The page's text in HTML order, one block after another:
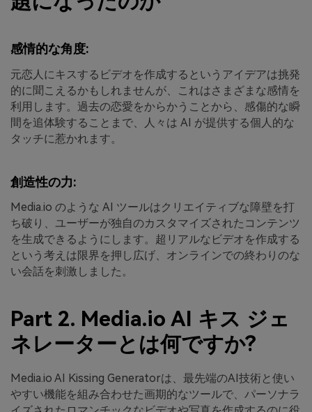
感情的な角度:
元恋人にキスするビデオを作成するというアイデアは挑発
的に聞こえるかもしれませんが、これはさまざまな感情を
利用します。過去の恋愛をからかうことから、感傷的な瞬
間を追体験することまで、人々は AI が提供する個人的な
タッチに惹かれます。
創造性の力:
Media.io のような AI ツールはクリエイティブな障壁を打
ち破り、ユーザーが独自のカスタマイズされたコンテンツ
を生成できるようにします。超リアルなビデオを作成する
という考えは限界を押し広げ、オンラインでの終わりのな
い会話を刺激しました。
Part 2. Media.io AI キス ジェ
ネレーターとは何ですか?
Media.io AI Kissing Generatorは、最先端のAI技術と使い
やすい機能を組み合わせた画期的なツールで、パーソナラ